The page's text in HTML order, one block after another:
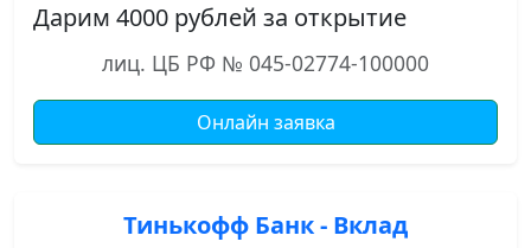
Дарим 4000 рублей за открытие
лиц. ЦБ РФ № 045-02774-100000
Онлайн заявка
Тинькофф Банк - Вклад